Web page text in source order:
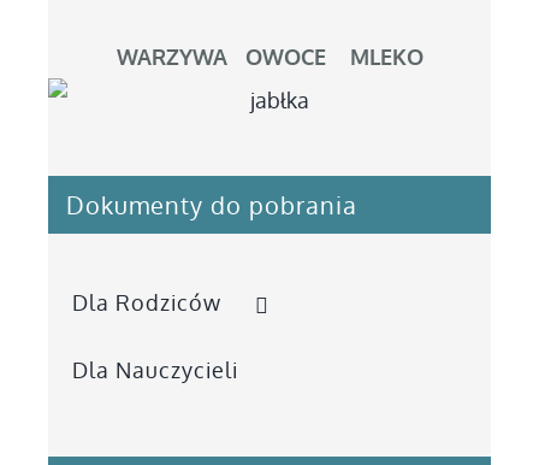
WARZYWA OWOCE MLEKO
Dokumenty do pobrania
Dla Rodziców
Dla Nauczycieli